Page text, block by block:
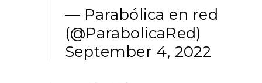
— Parabólica en red
(@ParabolicaRed)
September 4, 2022